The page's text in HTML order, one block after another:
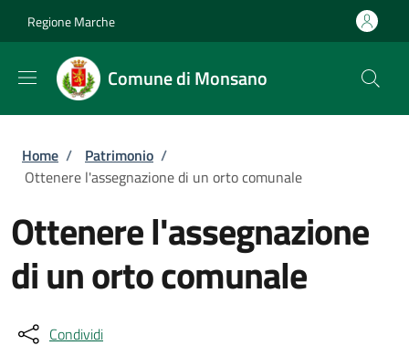
Regione Marche
Comune di Monsano
Briciole di pane
Home / Patrimonio /
Ottenere l'assegnazione di un orto comunale
Ottenere l'assegnazione
di un orto comunale
Condividi